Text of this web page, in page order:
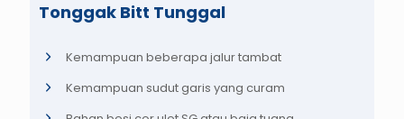
Tonggak Bitt Tunggal
Kemampuan beberapa jalur tambat
Kemampuan sudut garis yang curam